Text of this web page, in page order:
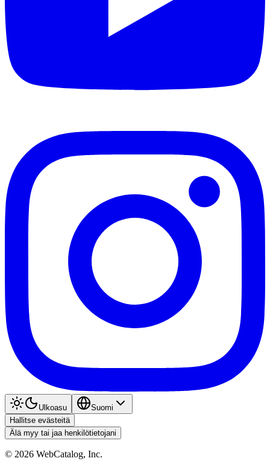
Ulkoasu
Suomi
Hallitse evästeitä
Älä myy tai jaa henkilötietojani
© 2026 WebCatalog, Inc.